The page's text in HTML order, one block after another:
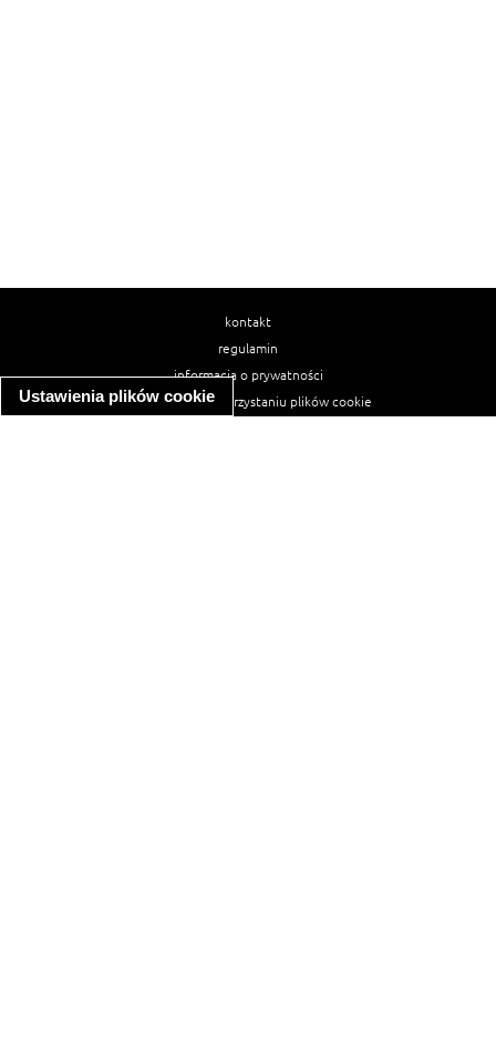
Ustawienia plików cookie
kontakt
regulamin
informacja o prywatności
informacja o wykorzystaniu plików cookie